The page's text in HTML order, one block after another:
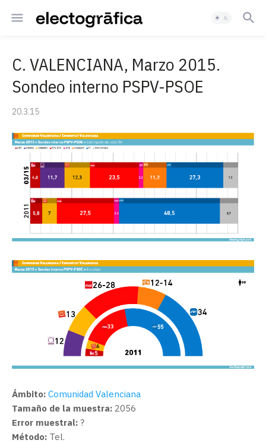
C. VALENCIANA, Marzo 2015.
Sondeo interno PSPV-PSOE
20.3.15
Ámbito: Comunidad Valenciana
Tamaño de la muestra: 2056
Error muestral: ?
Método: Tel.